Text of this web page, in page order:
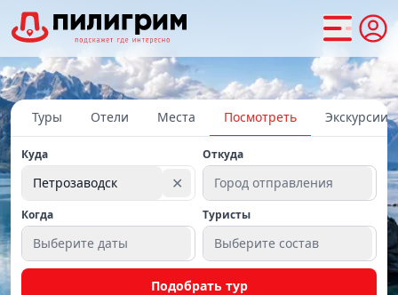
Туры Отели Места Посмотреть Экскурсии
Куда
Петрозаводск ✕
Откуда
Город отправления
Когда
Выберите даты
Туристы
Выберите состав
Подобрать тур